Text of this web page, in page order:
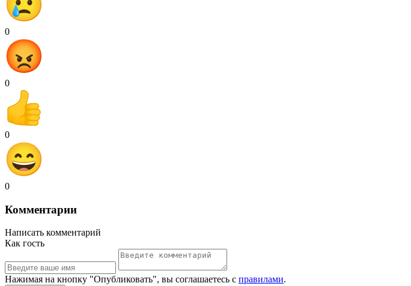
0
0
0
0
Комментарии
Написать комментарий
Как гость
Нажимая на кнопку "Опубликовать", вы соглашаетесь с правилами.